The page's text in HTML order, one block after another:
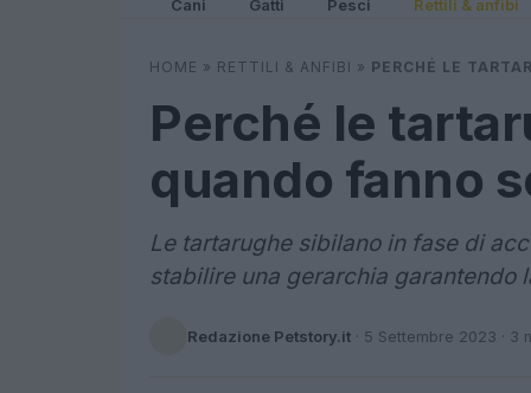
Cani Gatti Pesci Rettili & anfibi
HOME » RETTILI & ANFIBI » PERCHÉ LE
Perché le
quando fanno
Le tartarughe sibilano in fase di
stabilire una gerarchia garantendo
Redazione Petstory.it · 5 Settembre 2023 · 3